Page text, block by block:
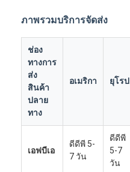
ภาพรวมบริการจัดส่ง
ช่อง
ทางการ
ส่ง
สินค้า
ปลาย
ทาง
อเมริกา ยุโรป
เอฟบีเอ
ดีดีพี 5-
7 วัน
ดีดีพี
5-7
วัน